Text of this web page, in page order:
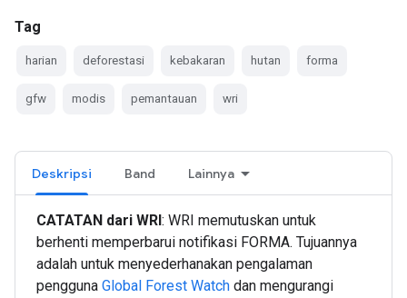
Tag
harian deforestasi kebakaran hutan forma
gfw modis pemantauan wri
Deskripsi Band Lainnya
CATATAN dari WRI: WRI memutuskan untuk
berhenti memperbarui notifikasi FORMA. Tujuannya
adalah untuk menyederhanakan pengalaman
pengguna Global Forest Watch dan mengurangi